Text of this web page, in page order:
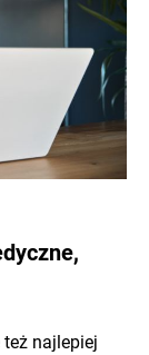
najlepiej